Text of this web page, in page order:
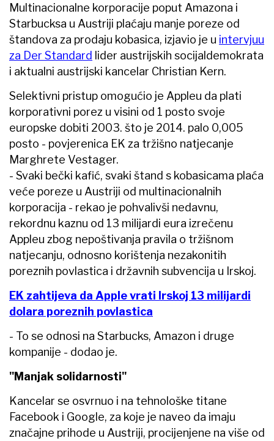
Multinacionalne korporacije poput Amazona i
Starbucksa u Austriji plaćaju manje poreze od
štandova za prodaju kobasica, izjavio je u intervjuu
za Der Standard lider austrijskih socijaldemokrata
i aktualni austrijski kancelar Christian Kern.
Selektivni pristup omogućio je Appleu da plati
korporativni porez u visini od 1 posto svoje
europske dobiti 2003. što je 2014. palo 0,005
posto - povjerenica EK za tržišno natjecanje
Marghrete Vestager.
- Svaki bečki kafić, svaki štand s kobasicama plaća
veće poreze u Austriji od multinacionalnih
korporacija - rekao je pohvalivši nedavnu,
rekordnu kaznu od 13 milijardi eura izrečenu
Appleu zbog nepoštivanja pravila o tržišnom
natjecanju, odnosno korištenja nezakonitih
poreznih povlastica i državnih subvencija u Irskoj.
EK zahtijeva da Apple vrati Irskoj 13 milijardi
dolara poreznih povlastica
- To se odnosi na Starbucks, Amazon i druge
kompanije - dodao je.
"Manjak solidarnosti"
Kancelar se osvrnuo i na tehnološke titane
Facebook i Google, za koje je naveo da imaju
značajne prihode u Austriji, procijenjene na više od